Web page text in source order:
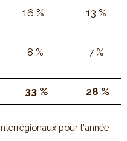
16 % 13 %
8 % 7 %
33 % 28 %
pour l'année